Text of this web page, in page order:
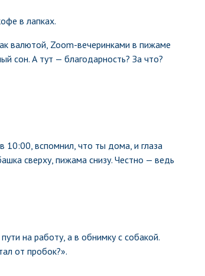
в лапках.
валютой, Zoom-вечеринками в пижаме
сон. А тут — благодарность? За что?
10:00, вспомнил, что ты дома, и глаза
сверху, пижама снизу. Честно — ведь
на работу, а в обнимку с собакой.
от пробок?».